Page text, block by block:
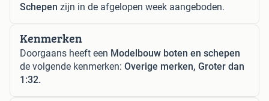
Schepen zijn in de afgelopen week aangeboden.
Kenmerken
Doorgaans heeft een Modelbouw boten en schepen
de volgende kenmerken: Overige merken, Groter dan
1:32.